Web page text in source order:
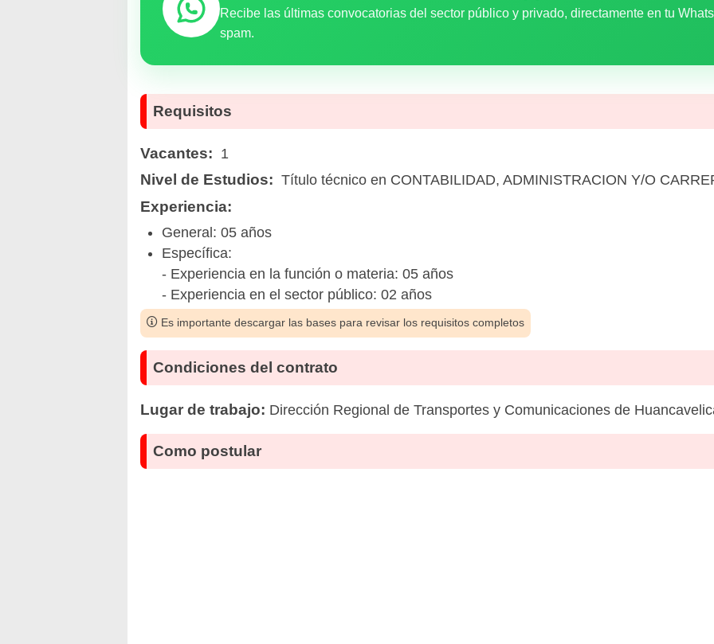
Recibe las últimas convocatorias del sector público y privado, directamente en tu
spam.
Requisitos
Vacantes: 1
Nivel de Estudios: Título técnico en CONTABILIDAD, ADMINISTRACION Y/O
Experiencia:
General: 05 años
Específica:
- Experiencia en la función o materia: 05 años
- Experiencia en el sector público: 02 años
Es importante descargar las bases para revisar los requisitos completos
Condiciones del contrato
Lugar de trabajo: Dirección Regional de Transportes y Comunicaciones de
Como postular